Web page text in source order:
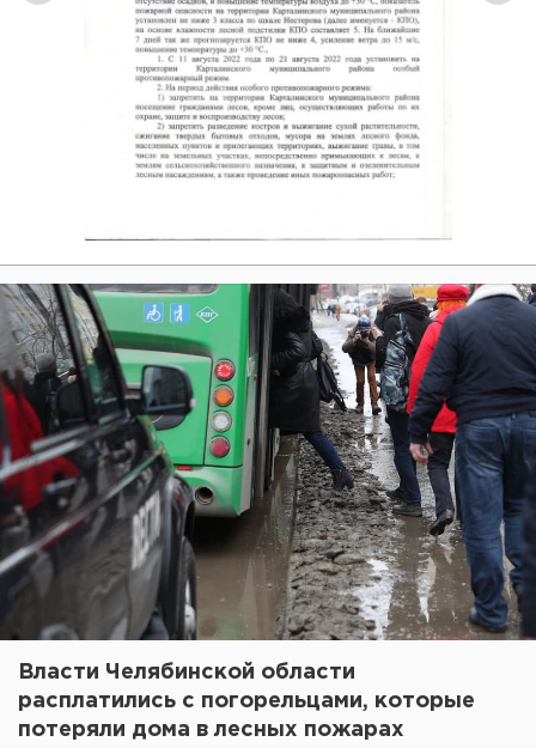
Власти Челябинской области
расплатились с погорельцами, которые
потеряли дома в лесных пожарах